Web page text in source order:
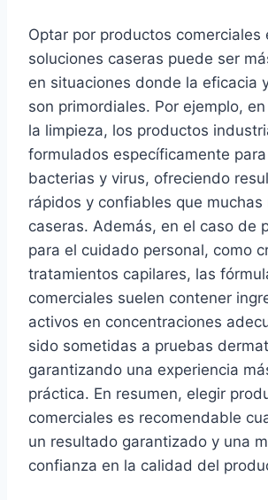
Optar por productos comerciales
soluciones caseras puede ser
en situaciones donde la eficacia
son primordiales. Por ejemplo,
la limpieza, los productos
formulados específicamente
bacterias y virus, ofreciendo
rápidos y confiables que muchas
caseras. Además, en el caso de
para el cuidado personal, como
tratamientos capilares, las
comerciales suelen contener
activos en concentraciones
sido sometidas a pruebas
garantizando una experiencia
práctica. En resumen, elegir
comerciales es recomendable
un resultado garantizado y una
confianza en la calidad del